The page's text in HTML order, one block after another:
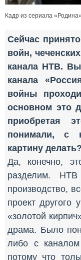
Кадр из сериала «Родина»
Сейчас
войн,
канала НТВ.
канала
войны
основном это
приобретая
понимали, с
картину делать?
Да, конечно,
разделим.
производство,
проект другого
«золотой
драма. Было
либо с
потому что